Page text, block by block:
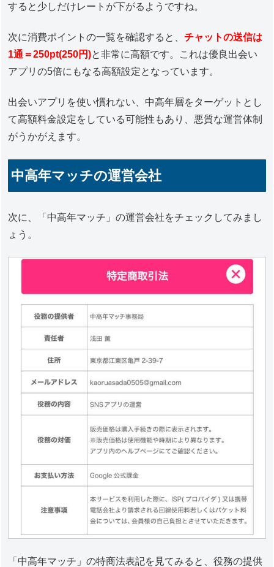
すると少しだけレートが下がるようですね。
次に消費ポイントの一覧を確認すると、チャットの送信は
1通＝250pt(250円)と非常に高額です。これは優良出会い
アプリの5倍にもなる高額設定となっています。
出会いアプリを使い慣れない、中高年層をターゲットとし
て高額料金設定をしている可能性もあり、悪質な運営体制
がうかがえます。
中高年マッチの運営会社
次に、「中高年マッチ」の運営会社をチェックしてみまし
ょう。
「中高年マッチ」の特商法表記を見てみると、役務の提供